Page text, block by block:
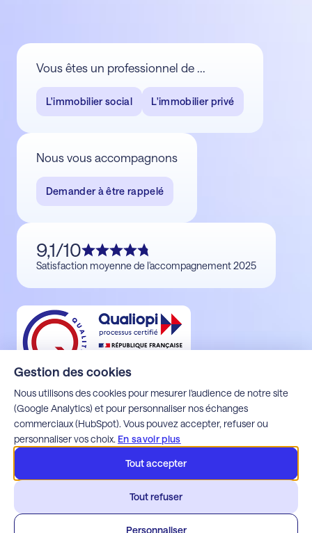
Vous êtes un professionnel de ...
L'immobilier social L'immobilier privé
Nous vous accompagnons
Demander à être rappelé
9,1/10
Satisfaction moyenne de l'accompagnement 2025
Mentions légales
Politique de confidentialité
Espace client Webdette
Espace client Wim
Gestion des cookies
Nous utilisons des cookies pour mesurer l'audience de notre site
(Google Analytics) et pour personnaliser nos échanges
commerciaux (HubSpot). Vous pouvez accepter, refuser ou
personnaliser vos choix. En savoir plus
Tout accepter
Tout refuser
Personnaliser